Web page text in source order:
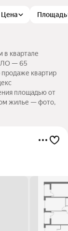
Цена Площадь
в квартале
ЛО — 65
продаже квартир
площадью от
жилье — фото,